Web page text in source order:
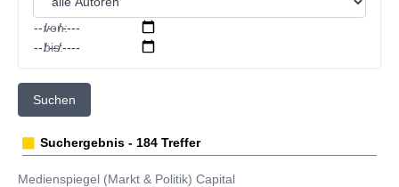
von:
bis:
Suchen
Suchergebnis - 184 Treffer
Medienspiegel (Markt & Politik) Capital